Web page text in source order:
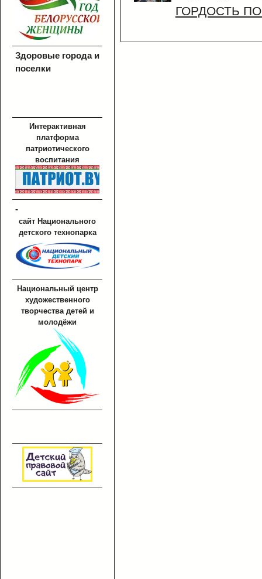
Здоровые города и
поселки
Интерактивная
платформа
патриотического
воспитания
-
сайт Национального
детского технопарка
Национальный центр
художественного
творчества детей и
молодёжи
ГОРДОСТЬ